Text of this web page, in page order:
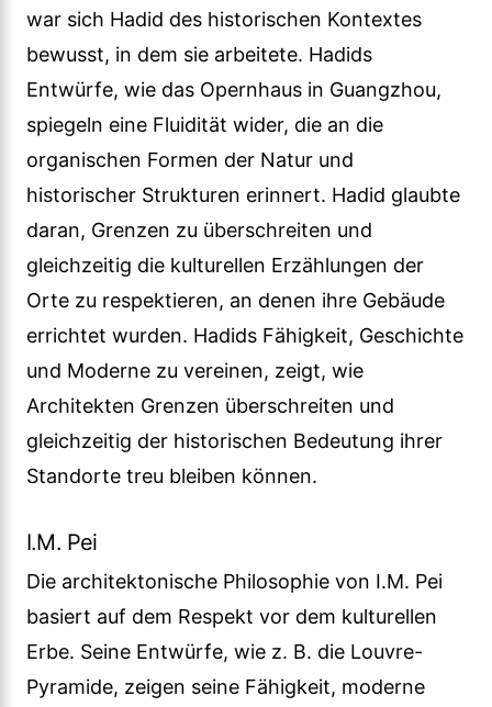
war sich Hadid des historischen Kontextes
bewusst, in dem sie arbeitete. Hadids
Entwürfe, wie das Opernhaus in Guangzhou,
spiegeln eine Fluidität wider, die an die
organischen Formen der Natur und
historischer Strukturen erinnert. Hadid glaubte
daran, Grenzen zu überschreiten und
gleichzeitig die kulturellen Erzählungen der
Orte zu respektieren, an denen ihre Gebäude
errichtet wurden. Hadids Fähigkeit, Geschichte
und Moderne zu vereinen, zeigt, wie
Architekten Grenzen überschreiten und
gleichzeitig der historischen Bedeutung ihrer
Standorte treu bleiben können.
I.M. Pei
Die architektonische Philosophie von I.M. Pei
basiert auf dem Respekt vor dem kulturellen
Erbe. Seine Entwürfe, wie z. B. die Louvre-
Pyramide, zeigen seine Fähigkeit, moderne